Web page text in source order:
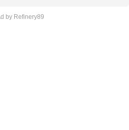
by Refinery89